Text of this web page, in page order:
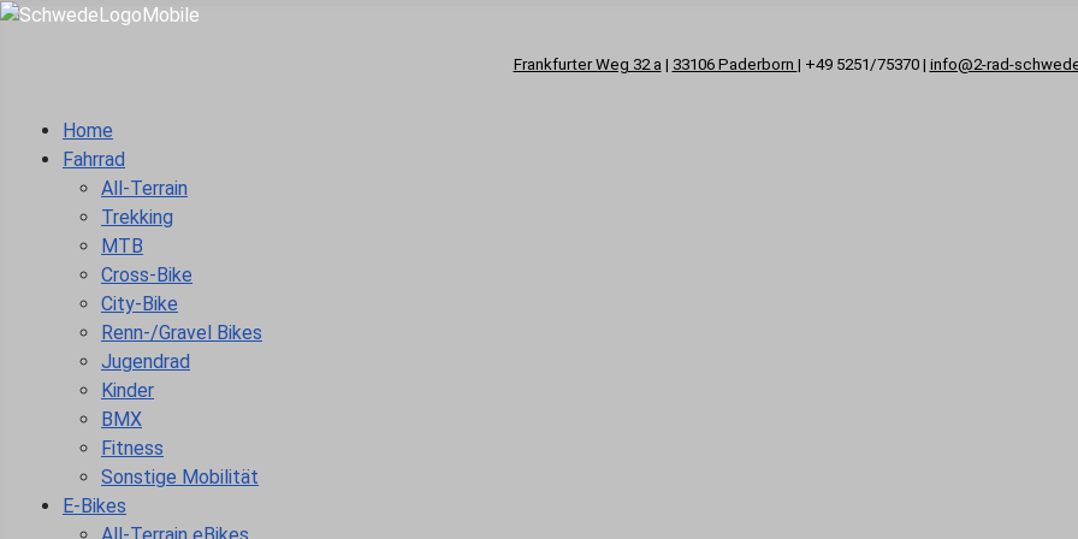
Frankfurter Weg 32 a | 33106 Paderborn | +49 5251/75370 | info@2-rad-
Home
Fahrrad
All-Terrain
Trekking
MTB
Cross-Bike
City-Bike
Renn-/Gravel Bikes
Jugendrad
Kinder
BMX
Fitness
Sonstige Mobilität
E-Bikes